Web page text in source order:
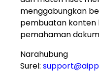
menggabungkan
pembuatan konten
pemahaman
Narahubung
Surel: